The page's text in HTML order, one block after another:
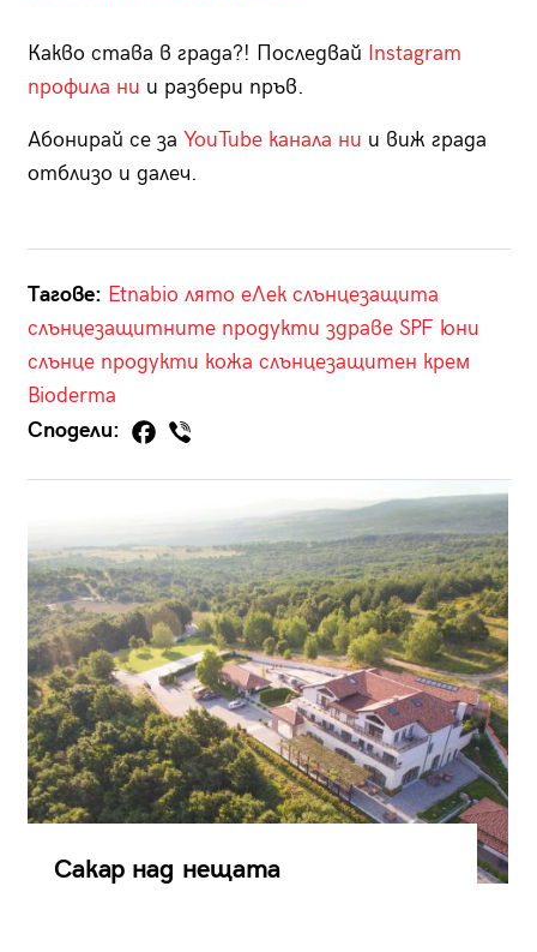
Какво става в града?! Последвай Instagram
профила ни и разбери пръв.
Абонирай се за YouTube канала ни и виж града
отблизо и далеч.
Тагове: Etnabio лято еЛек слънцезащита
слънцезащитните продукти здраве SPF юни
слънце продукти кожа слънцезащитен крем
Bioderma
Сподели:
Сакар над нещата